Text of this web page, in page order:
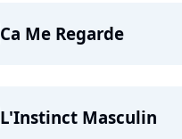
Ca Me Regarde
L'Instinct Masculin